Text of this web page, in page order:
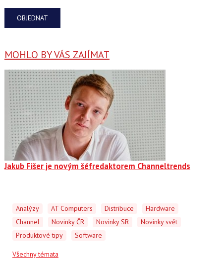
OBJEDNAT
MOHLO BY VÁS ZAJÍMAT
Jakub Fišer je novým šéfredaktorem Channeltrends
Analýzy AT Computers Distribuce
Hardware
Channel
Novinky ČR Novinky SR
Novinky svět
Produktové tipy
Software
Všechny témata